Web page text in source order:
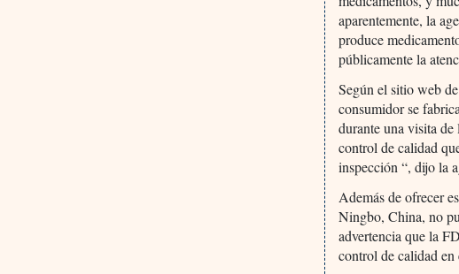
aparentemente, la
produce
públicamente la
Según el sitio web
consumidor se
durante una visita
control de calidad
inspección “, dijo la
Además de ofrecer
Ningbo, China, no
advertencia que la
control de calidad en